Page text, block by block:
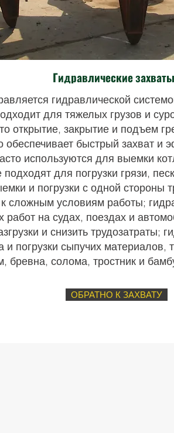
Гидравлические
гидравлической
для тяжелых грузов и
открытие, закрытие и подъем
обеспечивает быстрый захват
используются для выемки
для погрузки грязи,
и погрузки с одной стороны
к сложным условиям работы;
работ на судах, поездах и
и снизить трудозатраты;
погрузки сыпучих материалов,
бревна, солома, тростник и
ОБРАТНО К ЗАХВАТУ